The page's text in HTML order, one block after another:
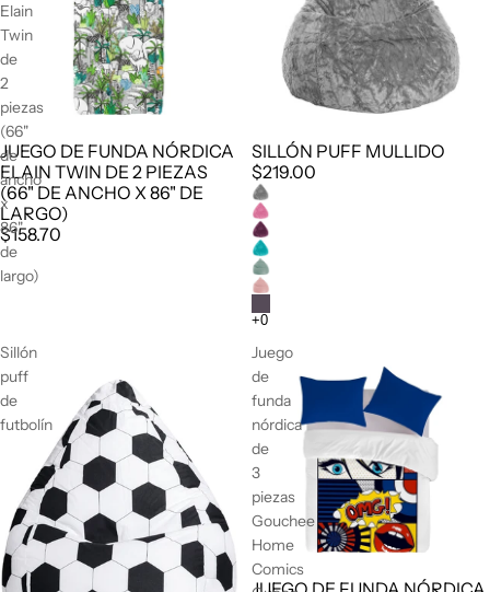
Elain
Twin
de
2
piezas
(66"
de
ancho
x
86"
de
largo)
JUEGO DE FUNDA NÓRDICA
ELAIN TWIN DE 2 PIEZAS
(66" DE ANCHO X 86" DE
LARGO)
$158.70
SILLÓN PUFF MULLIDO
$219.00
Sillón
puff
de
futbolín
Juego
de
funda
nórdica
de
3
piezas
Gouchee
Home
Comics